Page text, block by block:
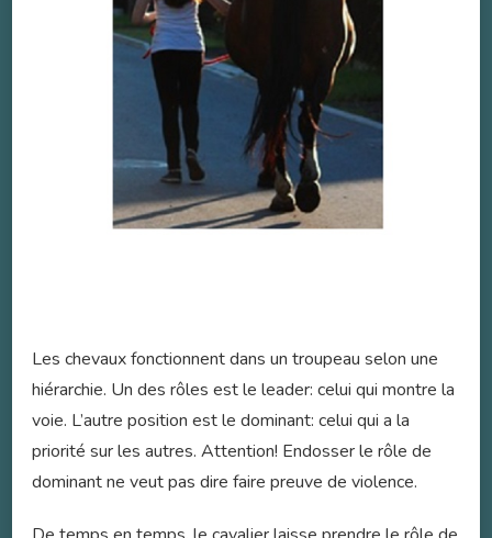
Les chevaux fonctionnent dans un troupeau selon une
hiérarchie. Un des rôles est le leader: celui qui montre la
voie. L’autre position est le dominant: celui qui a la
priorité sur les autres. Attention! Endosser le rôle de
dominant ne veut pas dire faire preuve de violence.